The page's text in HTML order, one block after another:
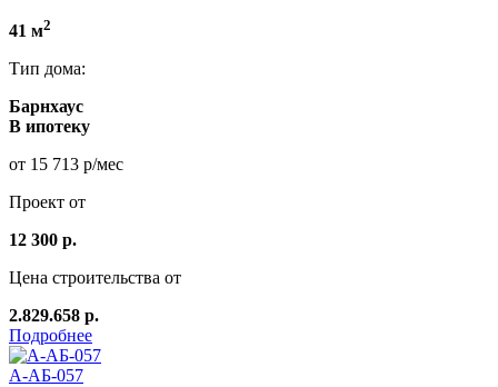
41 м2
Тип дома:
Барнхаус
В ипотеку
от 15 713 р/мес
Проект от
12 300 р.
Цена строительства от
2.829.658 р.
Подробнее
А-АБ-057